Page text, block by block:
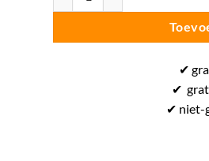
✔
✔
✔ niet-